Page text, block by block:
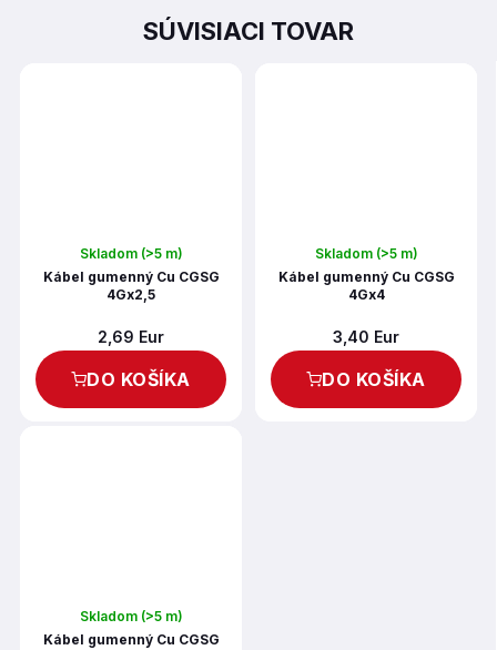
SÚVISIACI TOVAR
Skladom (>5 m)
Kábel gumenný Cu CGSG
4Gx2,5
2,69 Eur
DO KOŠÍKA
Skladom (>5 m)
Kábel gumenný Cu CGSG
4Gx4
3,40 Eur
DO KOŠÍKA
Skladom (>5 m)
Kábel gumenný Cu CGSG